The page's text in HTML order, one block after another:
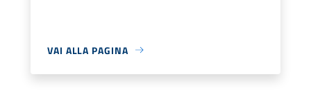
VAI ALLA PAGINA